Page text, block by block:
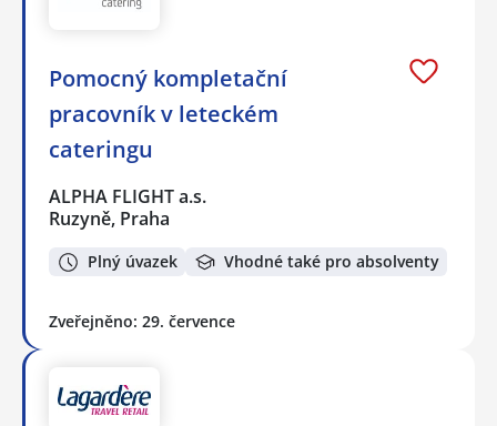
Pomocný kompletační
pracovník v leteckém
cateringu
ALPHA FLIGHT a.s.
Ruzyně, Praha
Plný úvazek Vhodné také pro absolventy
Zveřejněno: 29. července